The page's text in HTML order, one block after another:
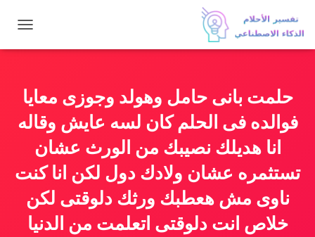
ب
ل
ا
ت
حلمت بانى حامل وهولد وجوزى معايا
فوالده فى الحلم كان لسه عايش وقاله
انا هديلك نصيبك من الورث عشان
تستثمره عشان ولادك دول لكن انا كنت
ناوى مش هعطبك ورثك دلوقتى لكن
خلاص انت دلوقتى اتعلمت من الدنيا